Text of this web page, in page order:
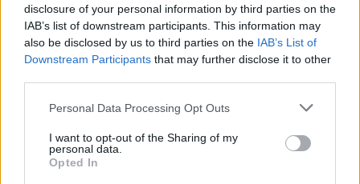
disclosure of your personal information by third parties on the
IAB’s list of downstream participants. This information may
also be disclosed by us to third parties on the IAB’s List of
Downstream Participants that may further disclose it to other
Personal Data Processing Opt Outs
I want to opt-out of the Sharing of my
personal data.
Opted In
Τουρκία η Γερμανία - Πότε θα γίνει ο μεγάλος
τελικός!